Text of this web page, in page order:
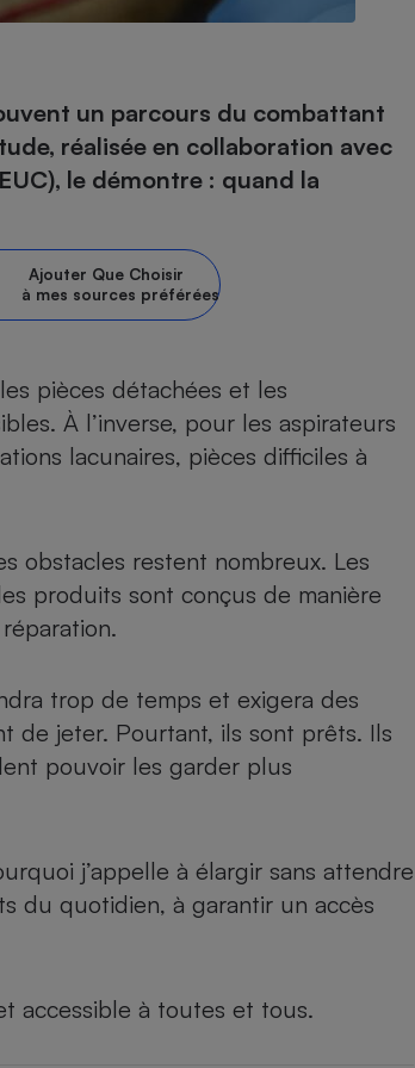
un parcours du combattant
, réalisée en collaboration avec
le démontre : quand la
Ajouter Que Choisir
à mes sources préférées
pièces détachées et les
À l’inverse, pour les aspirateurs
lacunaires, pièces difficiles à
obstacles restent nombreux. Les
produits sont conçus de manière
trop de temps et exigera des
de jeter. Pourtant, ils sont prêts. Ils
pouvoir les garder plus
j’appelle à élargir sans attendre
du quotidien, à garantir un accès
accessible à toutes et tous.
Foie gras
choisir une
Assurance vie
Lave-vaisselle
Aspirateur
Ordinateur portable
Appareil photo
numérique
Poêle à granulés
Lessive
Aide auditive
Crème solaire